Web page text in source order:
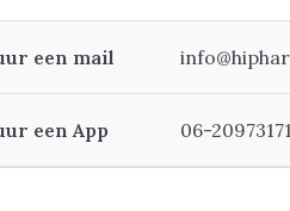
een mail
een App 06-20973171